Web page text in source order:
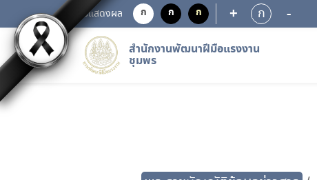
การแสดงผล ก ก ก + ก -
สำนักงานพัฒนาฝีมือแรงงาน
ชุมพร